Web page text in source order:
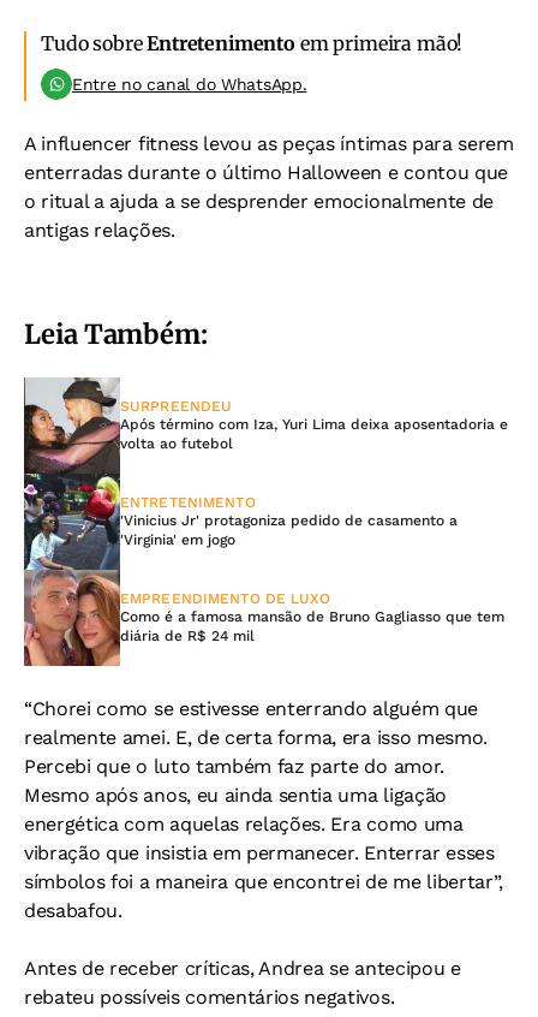
Tudo sobreEntretenimento em primeira mão!
Entre no canal do WhatsApp.
A influencer fitness levou as peças íntimas para serem
enterradas durante o último Halloween e contou que
o ritual a ajuda a se desprender emocionalmente de
antigas relações.
Leia Também:
SURPREENDEU
Após término com Iza, Yuri Lima deixa aposentadoria e
volta ao futebol
ENTRETENIMENTO
'Vinicius Jr' protagoniza pedido de casamento a
'Virginia' em jogo
EMPREENDIMENTO DE LUXO
Como é a famosa mansão de Bruno Gagliasso que tem
diária de R$ 24 mil
“Chorei como se estivesse enterrando alguém que
realmente amei. E, de certa forma, era isso mesmo.
Percebi que o luto também faz parte do amor.
Mesmo após anos, eu ainda sentia uma ligação
energética com aquelas relações. Era como uma
vibração que insistia em permanecer. Enterrar esses
símbolos foi a maneira que encontrei de me libertar”,
desabafou.
Antes de receber críticas, Andrea se antecipou e
rebateu possíveis comentários negativos.